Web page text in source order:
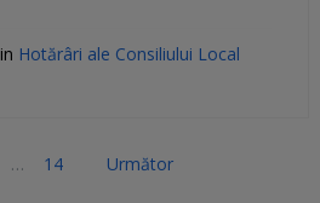
in Hotărâri ale Consiliului Local
… 14 Următor